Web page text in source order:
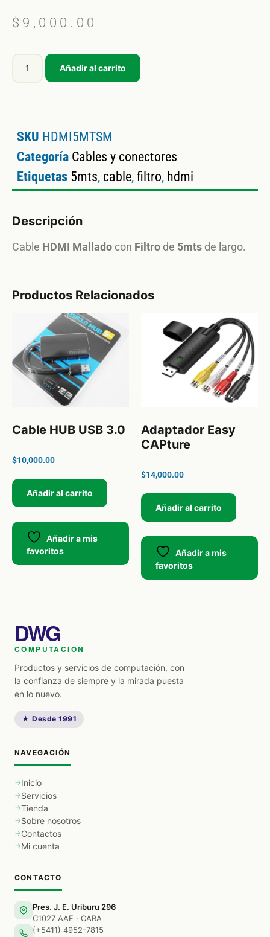
$ 9,000.00
Añadir al carrito
SKU HDMI5MTSM
Categoría Cables y conectores
Etiquetas 5mts, cable,filtro, hdmi
Descripción
Cable HDMI Mallado con Filtro de 5mts de largo.
Productos Relacionados
Cable HUB USB 3.0
$10,000.00
Añadir al carrito
Añadir a mis
favoritos
Adaptador Easy
CAPture
$14,000.00
Añadir al carrito
Añadir a mis
favoritos
DWG
COMPUTACION
Productos y servicios de computación, con
la confianza de siempre y la mirada puesta
en lo nuevo.
★ Desde 1991
NAVEGACIÓN
Inicio
Servicios
Tienda
Sobre nosotros
Contactos
Mi cuenta
CONTACTO
Pres. J. E. Uriburu 296
C1027 AAF · CABA
(+5411) 4952-7815